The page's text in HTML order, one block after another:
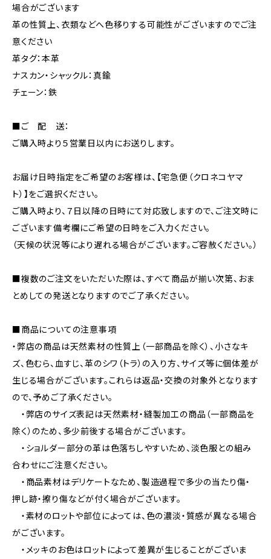
場合がございます
革の性質上、衣類などへ色移りする可能性がございますのでご注
意ください
革タグ：本革
ナスカン・シャックル：真鍮
チェーン：鉄
■ご 配 送：
ご購入時より５営業日以内にお送りします。
お届け日時指定をご希望のお客様は、【宅急便（クロネコヤマ
ト）】をご選択ください。
ご購入時より、７日以降の日時にて対応致しますので、ご注文時に
ございます備考欄にご希望の日時をご入力ください。
（天候の状況等により遅れる場合がございます。ご容赦ください。）
■複数のご注文をいただいた際は、すべて商品が揃い次第、おま
とめしての発送となりますのでご了承ください。
■商品についての注意事項
・弊店の商品は天然素材の性質上（一部商品を除く）、小さなキ
ズ、色むら、血すじ、革のシワ（トラ）の入り方、サイズ等に個体差が
生じる場合がございます。これらは返品・交換の対象外となります
ので、予めご了承ください。
・弊店のサイズ表記は天然素材・縫製加工の商品（一部商品を
除く）のため、多少前後する場合がございます。
・ショルダー部分の革は色落ちしやすいため、淡色服との組み
合わせにご注意ください。
・商品素材はデリケートなため、製造過程で多少の当たり傷・
押し跡・擦り傷などが付く場合がございます。
・素材のロットや部位によっては、色の濃淡・質感が異なる場合
がございます。
・メッキのお色はロットによって差異が生じることがございま